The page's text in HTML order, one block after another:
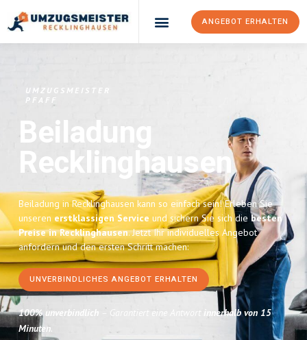
ANGEBOT ERHALTEN
UMZUGSMEISTER
PFAFF
Beiladung
Recklinghausen
Beiladung in Recklinghausen kann so einfach sein! Erleben Sie
unseren erstklassigen Service und sichern Sie sich die besten
Preise in Recklinghausen. Jetzt Ihr individuelles Angebot
anfordern und den ersten Schritt machen:
UNVERBINDLICHES ANGEBOT ERHALTEN
100% unverbindlich – Garantiert eine Antwort innerhalb von 15
Minuten.